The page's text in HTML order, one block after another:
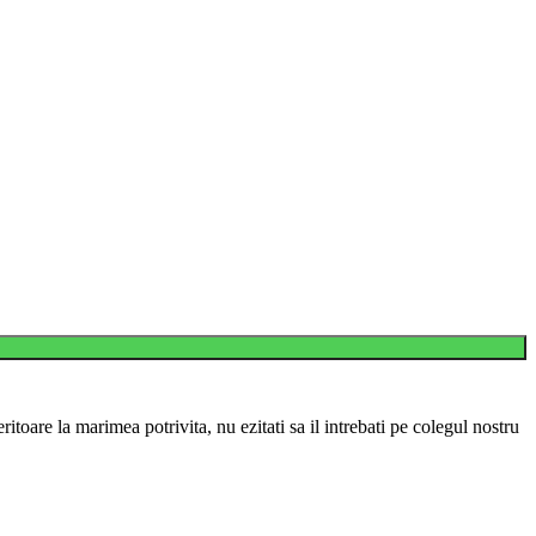
la marimea potrivita, nu ezitati sa il intrebati pe colegul nostru